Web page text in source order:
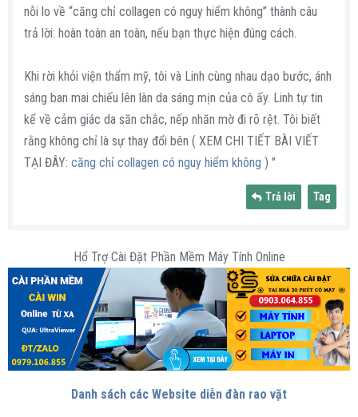
nỗi lo về “căng chỉ collagen có nguy hiểm không” thành câu
trả lời: hoàn toàn an toàn, nếu bạn thực hiện đúng cách.
Khi rời khỏi viện thẩm mỹ, tôi và Linh cùng nhau dạo bước, ánh
sáng ban mai chiếu lên làn da sáng mịn của cô ấy. Linh tự tin
kể về cảm giác da săn chắc, nếp nhăn mờ đi rõ rệt. Tôi biết
rằng không chỉ là sự thay đổi bên ( XEM CHI TIẾT BÀI VIẾT
TẠI ĐÂY: căng chỉ collagen có nguy hiểm không ) "
Trả lời Tag
Hổ Trợ Cài Đặt Phần Mềm Máy Tính Online
Danh sách các Website diễn đàn rao vặt